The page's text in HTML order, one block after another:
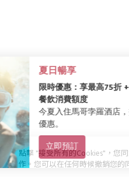
點擊 "接受所有的Cookies"，您
作。您可以在任何時候撤銷您的